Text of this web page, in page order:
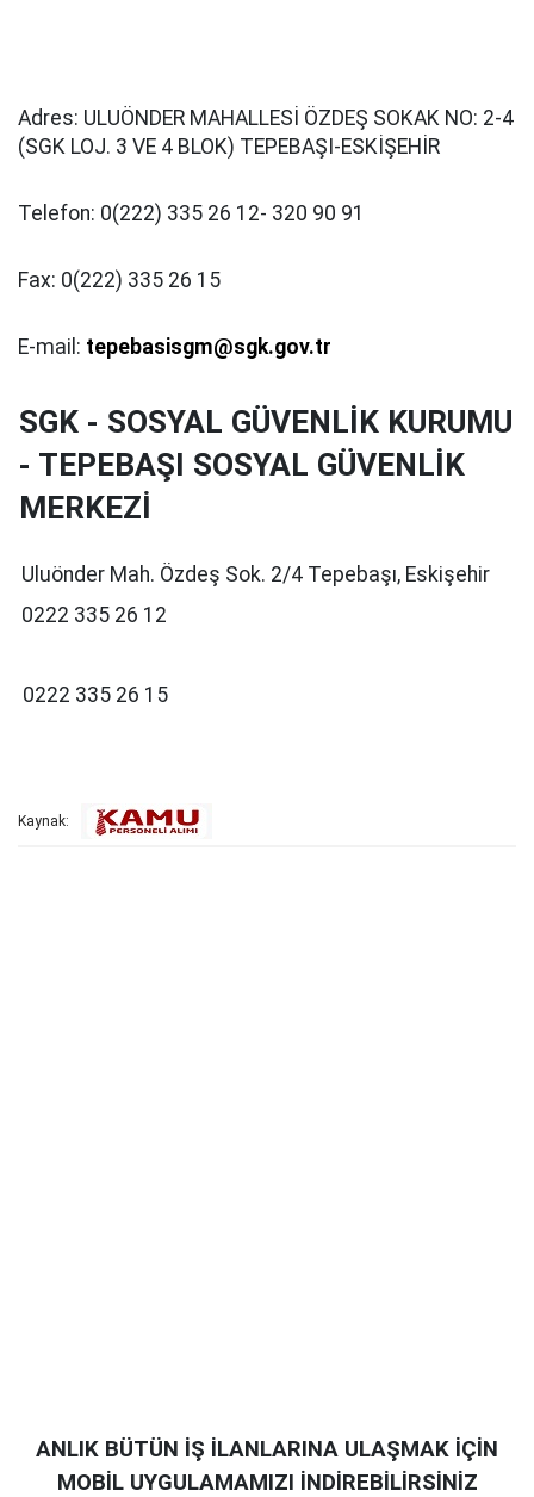
Adres: ULUÖNDER MAHALLESİ ÖZDEŞ SOKAK NO: 2-4
(SGK LOJ. 3 VE 4 BLOK) TEPEBAŞI-ESKİŞEHİR
Telefon: 0(222) 335 26 12- 320 90 91
Fax: 0(222) 335 26 15
E-mail: tepebasisgm@sgk.gov.tr
SGK - SOSYAL GÜVENLİK KURUMU
- TEPEBAŞI SOSYAL GÜVENLİK
MERKEZİ
Uluönder Mah. Özdeş Sok. 2/4 Tepebaşı, Eskişehir
0222 335 26 12
0222 335 26 15
Kaynak:
ANLIK BÜTÜN İŞ İLANLARINA ULAŞMAK İÇİN
MOBİL UYGULAMAMIZI İNDİREBİLİRSİNİZ